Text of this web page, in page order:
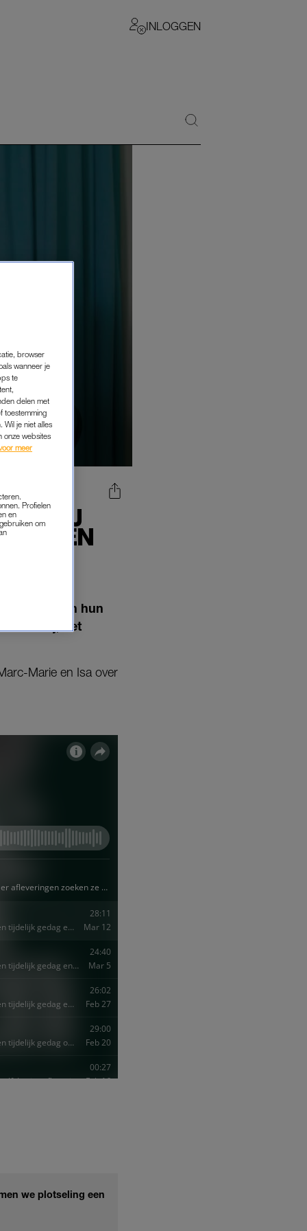
INLOGGEN
HIJ
EEN
Ze zeggen hun
maar bij, het
Marie en Isa over
we plotseling een
browser
wanneer je
te
delen met
toestemming
Wil je niet alles
onze websites
meer
Profielen
en
om